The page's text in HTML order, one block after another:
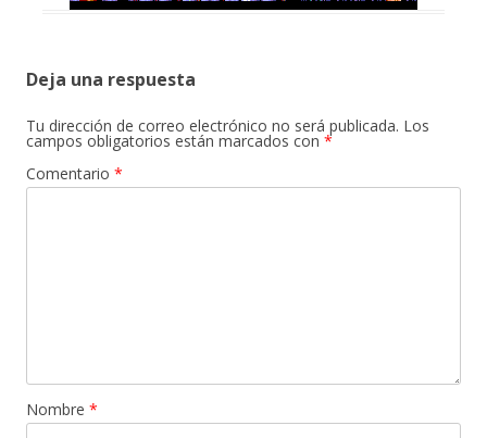
Deja una respuesta
Tu dirección de correo electrónico no será publicada. Los
campos obligatorios están marcados con *
Comentario *
Nombre *